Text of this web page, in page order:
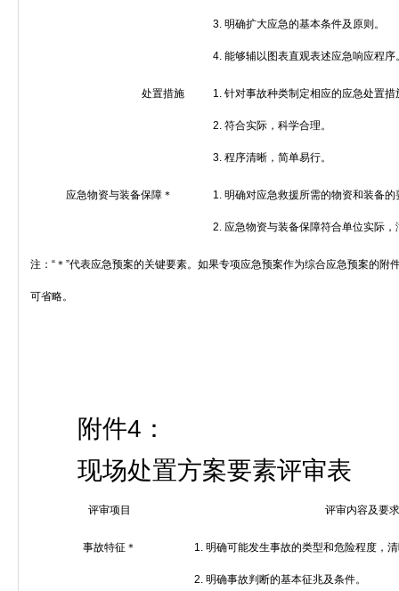
3. 明确扩大应急的基本条件及原则。
4. 能够辅以图表直观表述应急响应程序
处置措施 1. 针对事故种类制定相应的应急处置措
2. 符合实际，科学合理。
3. 程序清晰，简单易行。
应急物资与装备保障＊ 1. 明确对应急救援所需的物资和装备的
2. 应急物资与装备保障符合单位实际，
注： “ ＊ ”代表应急预案的关键要素。如果专项应急预案作为综合应急预案的附
可省略。
附件4 ：
现场处置方案要素评审表
评审项目 评审内容及要求
事故特征＊ 1. 明确可能发生事故的类型和危险程度，
2. 明确事故判断的基本征兆及条件。